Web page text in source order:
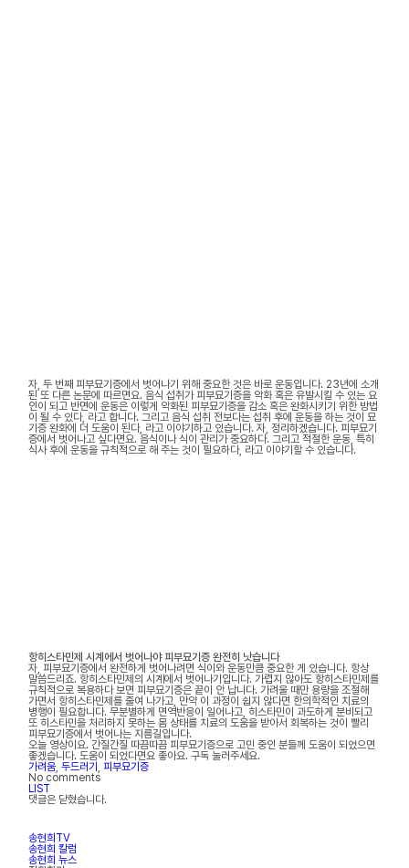
자, 두 번째 피부묘기증에서 벗어나기 위해 중요한 것은 바로 운동입니다. 23년에 소개
된 또 다른 논문에 따르면요. 음식 섭취가 피부묘기증을 악화 혹은 유발시킬 수 있는 요
인이 되고 반면에 운동은 이렇게 악화된 피부묘기증을 감소 혹은 완화시키기 위한 방법
이 될 수 있다, 라고 합니다. 그리고 음식 섭취 전보다는 섭취 후에 운동을 하는 것이 묘
기증 완화에 더 도움이 된다, 라고 이야기하고 있습니다. 자, 정리하겠습니다. 피부묘기
증에서 벗어나고 싶다면요. 음식이나 식이 관리가 중요하다. 그리고 적절한 운동, 특히
식사 후에 운동을 규칙적으로 해 주는 것이 필요하다, 라고 이야기할 수 있습니다.
항히스타민제 시계에서 벗어나야 피부묘기증 완전히 낫습니다
자, 피부묘기증에서 완전하게 벗어나려면 식이와 운동만큼 중요한 게 있습니다. 항상
말씀드리죠. 항히스타민제의 시계에서 벗어나기입니다. 가렵지 않아도 항히스타민제를
규칙적으로 복용하다 보면 피부묘기증은 끝이 안 납니다. 가려울 때만 용량을 조절해
가면서 항히스타민제를 줄여 나가고, 만약 이 과정이 쉽지 않다면 한의학적인 치료의
병행이 필요합니다. 무분별하게 면역반응이 일어나고, 히스타민이 과도하게 분비되고
또 히스타민을 처리하지 못하는 몸 상태를 치료의 도움을 받아서 회복하는 것이 빨리
피부묘기증에서 벗어나는 지름길입니다.
오늘 영상이요. 간질간질 따끔따끔 피부묘기증으로 고민 중인 분들께 도움이 되었으면
좋겠습니다. 도움이 되었다면요 좋아요. 구독 눌러주세요.
가려움 ,두드러기 ,피부묘기증
No comments
LIST
댓글은 닫혔습니다.
송현희TV
송현희 칼럼
송현희 뉴스